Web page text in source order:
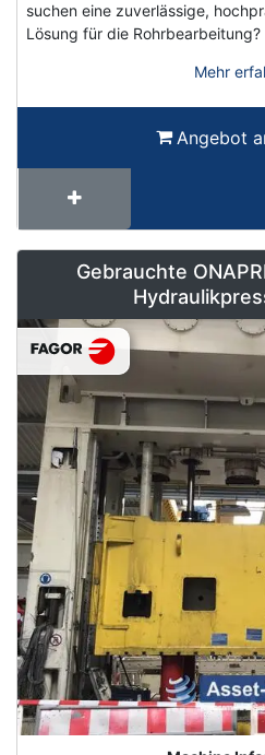
suchen eine zuverlässige,
Lösung für die
Mehr
Angebot
Gebrauchte